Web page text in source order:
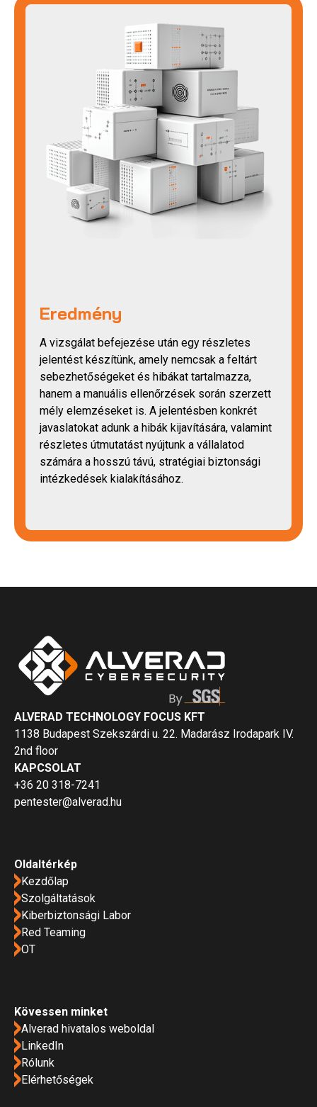
Eredmény
A vizsgálat befejezése után egy részletes
jelentést készítünk, amely nemcsak a feltárt
sebezhetőségeket és hibákat tartalmazza,
hanem a manuális ellenőrzések során szerzett
mély elemzéseket is. A jelentésben konkrét
javaslatokat adunk a hibák kijavítására, valamint
részletes útmutatást nyújtunk a vállalatod
számára a hosszú távú, stratégiai biztonsági
intézkedések kialakításához.
ALVERAD TECHNOLOGY FOCUS KFT
1138 Budapest Szekszárdi u. 22. Madarász Irodapark IV.
2nd floor
KAPCSOLAT
+36 20 318-7241
pentester@alverad.hu
Oldaltérkép
Kezdőlap
Szolgáltatások
Kiberbiztonsági Labor
Red Teaming
OT
Kövessen minket
Alverad hivatalos weboldal
LinkedIn
Rólunk
Elérhetőségek